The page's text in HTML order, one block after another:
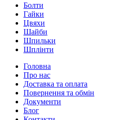
Болти
Гайки
Цвяхи
Шайби
Шпильки
Шплінти
Головна
Про нас
Доставка та оплата
Повернення та обмін
Документи
Блог